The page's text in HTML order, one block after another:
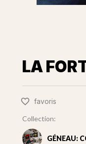
LA
favoris
Collection:
GÉNEAU: